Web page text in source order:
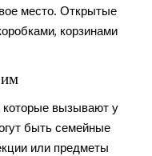
место. Открытые
корзинами
которые вызывают у
быть семейные
или предметы